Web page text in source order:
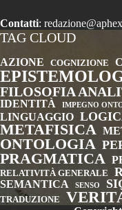
Contatti:
TAG CLOUD
AZIONE COGNIZIONE
FILOSOFIA
IDENTITÀ IMPEGNO
LINGUAGGIO
METAFISICA
ONTOLOGIA
PRAGMATICA
RELATIVITÀ GENERALE
SEMANTICA SENSO
TRADUZIONE